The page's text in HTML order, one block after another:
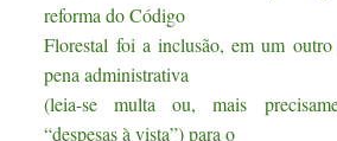
reforma do Código
Florestal foi a inclusão, em um
pena administrativa
(leia-se multa ou, mais
“despesas à vista”) para o